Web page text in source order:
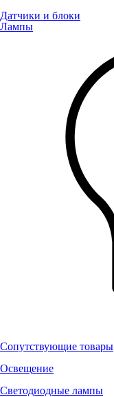
Датчики и блоки
Лампы
Сопутствующие товары
Освещение
Светодиодные лампы